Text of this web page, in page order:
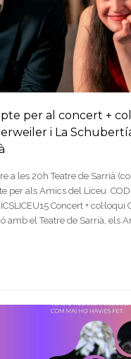
per al concert +
i La
a les 20h Teatre de Sarrià
per als Amics del Liceu CODI
Concert + col·loqui
amb el Teatre de Sarrià, els